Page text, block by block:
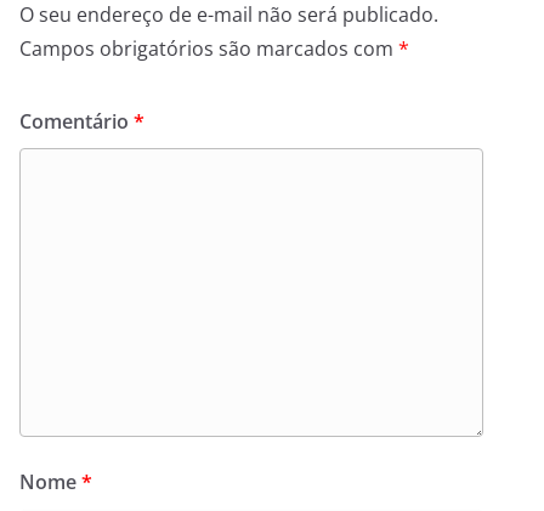
O seu endereço de e-mail não será publicado.
Campos obrigatórios são marcados com *
Comentário *
Nome*